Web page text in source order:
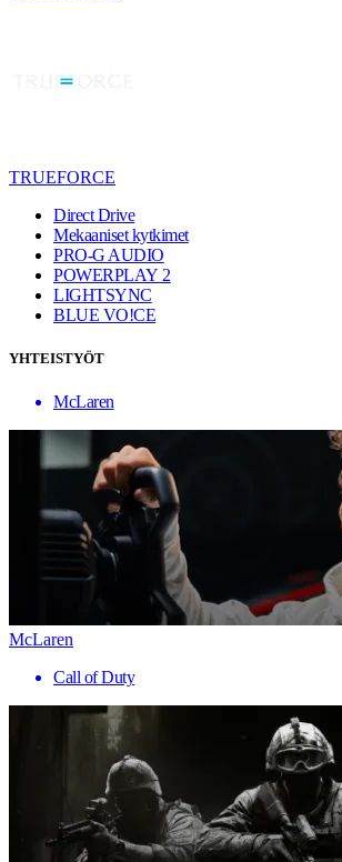
TRUEFORCE
Direct Drive
Mekaaniset kytkimet
PRO-G AUDIO
POWERPLAY 2
LIGHTSYNC
BLUE VO!CE
YHTEISTYÖT
McLaren
McLaren
Call of Duty